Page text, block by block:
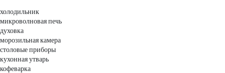
холодильник
микроволновая печь
духовка
морозильная камера
столовые приборы
кухонная утварь
кофеварка